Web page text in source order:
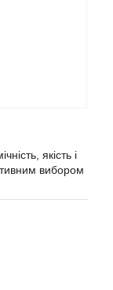
якість і
вибором